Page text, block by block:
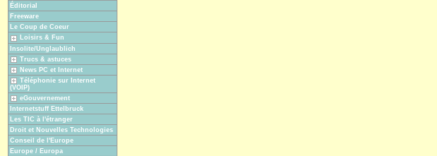
Éditorial
Freeware
Le Coup de Coeur
Loisirs & Fun
Insolite/Unglaublich
Trucs & astuces
News PC et Internet
Téléphonie sur Internet
(VOIP)
eGouvernement
Internetstuff Ettelbruck
Les TIC à l'étranger
Droit et Nouvelles Technologies
Conseil de l'Europe
Europe / Europa